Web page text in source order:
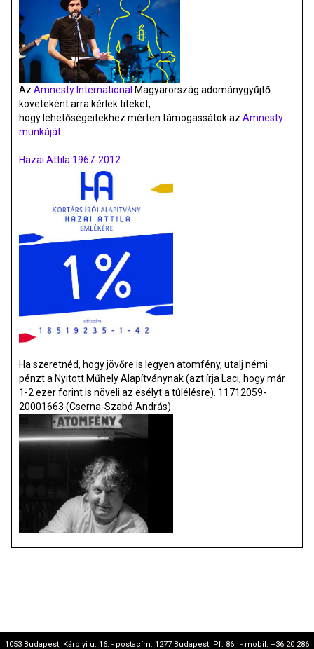
Az Amnesty International Magyarország adománygyűjtő
követeként arra kérlek titeket,
hogy lehetőségeitekhez mérten támogassátok az Amnesty
munkáját
Hazai Attila 1967-2012
Ha szeretnéd, hogy jövőre is legyen atomfény, utalj némi
pénzt a Nyitott Műhely Alapítványnak (azt írja Laci, hogy már
1-2 ezer forint is növeli az esélyt a túlélésre). 11712059-
20001663 (Cserna-Szabó András)
1053 Budapest, Károlyi u. 16. - postacím: 1277 Budapest, Pf. 86. - mobil: +36 20 286